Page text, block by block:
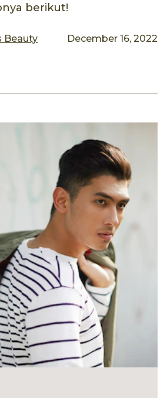
berikut!
Beauty December 16, 2022